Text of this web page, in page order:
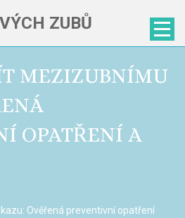
ZUBŮ
MEZIZUBNÍMU
OPATŘENÍ A
Ověřená preventivní opatření